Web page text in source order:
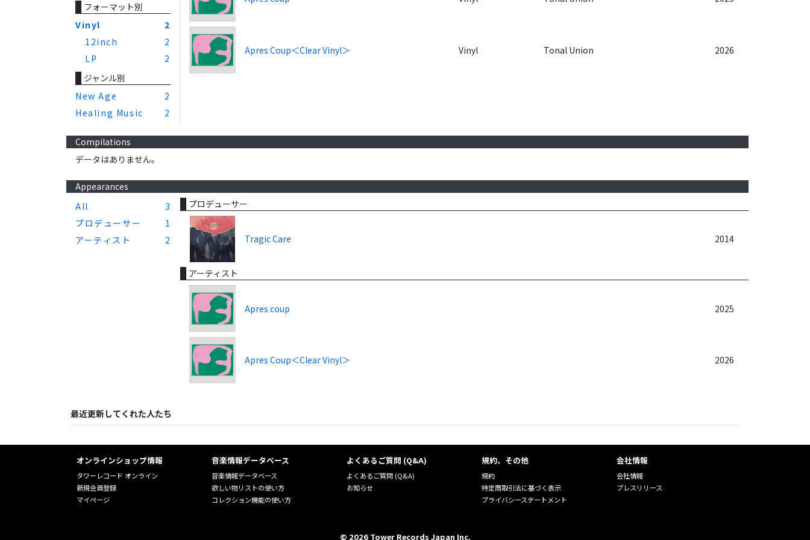
フォーマット別
Vinyl
2
12inch
2
LP
2
ジャンル別
New Age
2
Healing Music
2
Apres Coup＜Clear Vinyl＞ Vinyl Tonal Union 2026
Compilations
データはありません。
Appearances
All
3
プロデューサー
1
アーティスト
2
プロデューサー
Tragic Care 2014
アーティスト
Apres coup 2025
Apres Coup＜Clear Vinyl＞ 2026
最近更新してくれた人たち
オンラインショップ情報
タワーレコード オンライン
新規会員登録
マイページ
音楽情報データベース
音楽情報データベース
欲しい物リストの使い方
コレクション機能の使い方
よくあるご質問 (Q&A)
よくあるご質問 (Q&A)
お知らせ
規約、その他
規約
特定商取引法に基づく表示
プライバシーステートメント
会社情報
会社情報
プレスリリース
© 2026Tower Records Japan Inc.